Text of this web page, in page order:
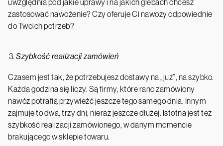
uwzględnia pod jakie uprawy i na jakich glebach chcesz
zastosować nawożenie? Czy oferuje Ci nawozy odpowiednie
do Twoich potrzeb?
Szybkość realizacji zamówień
Czasem jest tak, że potrzebujesz dostawy na „już”, na szybko.
Każda godzina się liczy. Są firmy, które rano zamówiony
nawóz potrafią przywieźć jeszcze tego samego dnia. Innym
zajmuje to dwa, trzy dni, nieraz jeszcze dłużej. Istotna jest też
szybkość realizacji zamówionego, w danym momencie
brakującego w sklepie towaru.